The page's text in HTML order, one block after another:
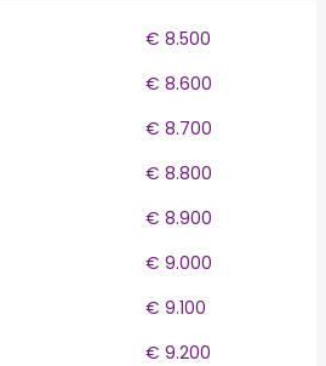
€ 8.500
€ 8.600
€ 8.700
€ 8.800
€ 8.900
€ 9.000
€ 9.100
€ 9.200